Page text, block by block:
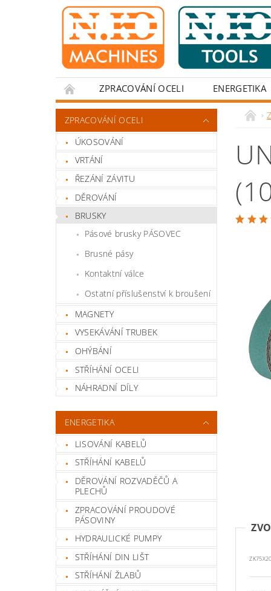
ZPRACOVÁNÍ OCELI ENERGETIKA
ZPRACOVÁNÍ OCELI
ÚKOSOVÁNÍ
VRTÁNÍ
ŘEZÁNÍ ZÁVITU
DĚROVÁNÍ
BRUSKY
Pásové brusky PÁSOVEC
Brusné pásy
Kontaktní válce
Ostatní příslušenství k broušení
MAGNETY
VYSEKÁVÁNÍ TRUBEK
OHÝBÁNÍ
STŘÍHÁNÍ OCELI
NÁHRADNÍ DÍLY
ENERGETIKA
LISOVÁNÍ KABELŮ
STŘÍHÁNÍ KABELŮ
DĚROVÁNÍ ROZVADĚČŮ A
PLECHŮ
ZPRACOVÁNÍ PROUDOVÉ
PÁSOVINY
HYDRAULICKÉ PUMPY
STŘÍHÁNÍ DIN LIŠT
STŘÍHÁNÍ ŽLABŮ